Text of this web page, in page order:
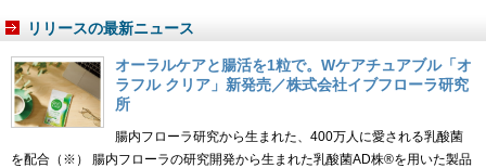
リリースの最新ニュース
オーラルケアと腸活を1粒で。Wケアチュアブル「オ
ラフル クリア」新発売／株式会社イブフローラ研究
所
腸内フローラ研究から生まれた、400万人に愛される乳酸菌
を配合（※） 腸内フローラの研究開発から生まれた乳酸菌AD株®を用いた製品